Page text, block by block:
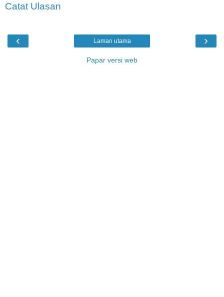
Catat Ulasan
‹ ›
Laman utama
Papar versi web